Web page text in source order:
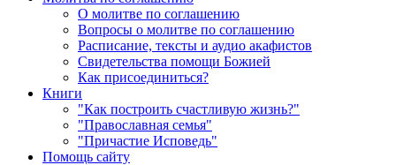
О молитве по соглашению
Вопросы о молитве по соглашению
Расписание, тексты и аудио акафистов
Свидетельства помощи Божией
Как присоединиться?
Книги
"Как построить счастливую жизнь?"
"Православная семья"
"Причастие Исповедь"
Помощь сайту